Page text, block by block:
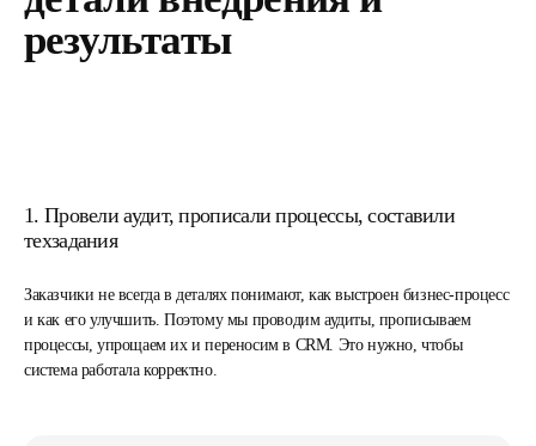
результаты
1. Провели аудит, прописали процессы, составили
техзадания
Заказчики не всегда в деталях понимают, как выстроен бизнес-процесс
и как его улучшить. Поэтому мы проводим аудиты, прописываем
процессы, упрощаем их и переносим в CRM. Это нужно, чтобы
система работала корректно.